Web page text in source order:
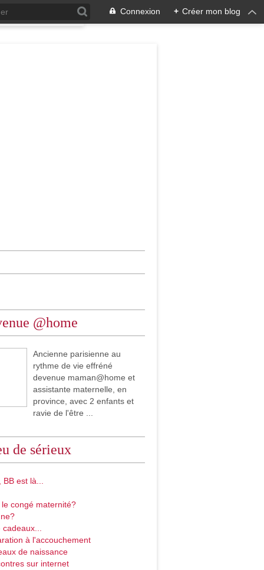
Connexion + Créer mon blog
@home
Ancienne parisienne au
rythme de vie effréné
devenue maman@home et
assistante maternelle, en
province, avec 2 enfants et
ravie de l'être ...
de sérieux
est là...
congé maternité?
à l'accouchement
de naissance
sur internet